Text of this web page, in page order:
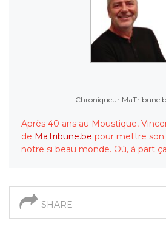
Chroniqueur
Après 40 ans au Moustique,
de MaTribune.be pour mettre son
notre si beau monde. Où, à part
SHARE